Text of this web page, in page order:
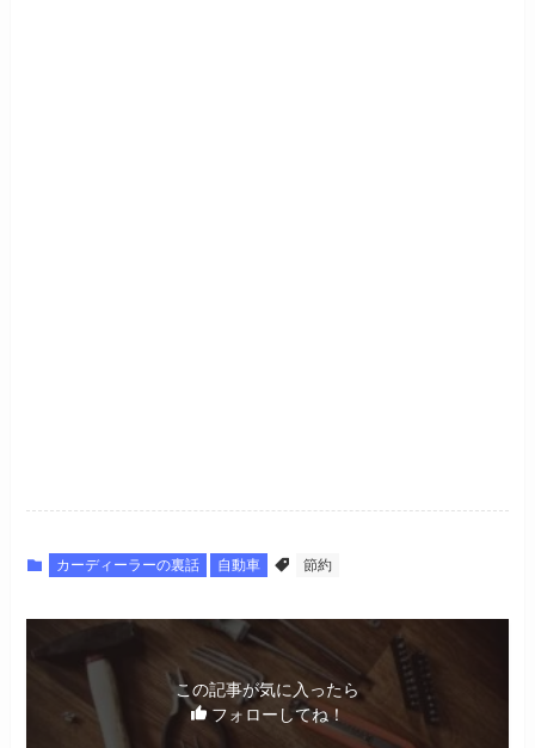
カーディーラーの裏話 自動車 節約
この記事が気に入ったら
フォローしてね！